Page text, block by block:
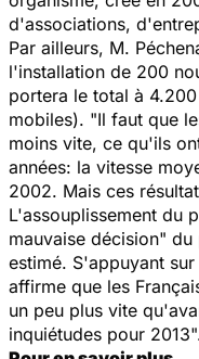
d'associations,
Par ailleurs, M.
l'installation de 200
portera le total à
mobiles). "Il faut que
moins vite, ce qu'ils
années: la vitesse
2002. Mais ces
L'assouplissement du
mauvaise décision"
estimé. S'appuyant
affirme que les
un peu plus vite
inquiétudes pour